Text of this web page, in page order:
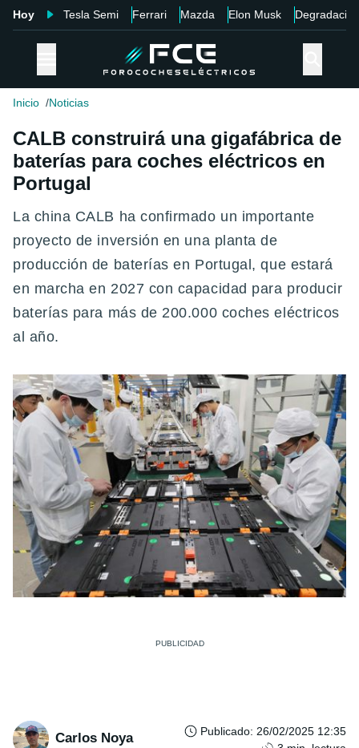
Hoy Tesla Semi Ferrari Mazda Elon Musk Degradación
Inicio Noticias
CALB construirá una gigafábrica de
baterías para coches eléctricos en
Portugal
La china CALB ha confirmado un importante
proyecto de inversión en una planta de
producción de baterías en Portugal, que estará
en marcha en 2027 con capacidad para producir
baterías para más de 200.000 coches eléctricos
al año.
Carlos Noya Publicado: 26/02/2025 12:35